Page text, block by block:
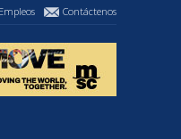
Empleos Contáctenos